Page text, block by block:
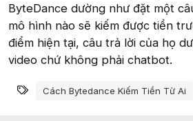
ByteDance dường như đặt một
mô hình nào sẽ kiếm được tiền
điểm hiện tại, câu trả lời của họ
video chứ không phải chatbot.
Từ khóa
Cách Bytedance Kiếm Tiền Từ Ai